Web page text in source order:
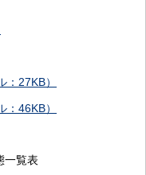
27KB）
46KB）
一覧表